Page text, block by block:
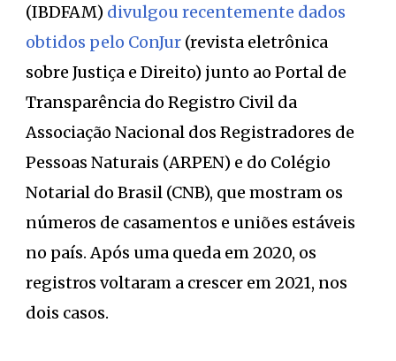
(IBDFAM) divulgou recentemente dados
obtidos pelo ConJur (revista eletrônica
sobre Justiça e Direito) junto ao Portal de
Transparência do Registro Civil da
Associação Nacional dos Registradores de
Pessoas Naturais (ARPEN) e do Colégio
Notarial do Brasil (CNB), que mostram os
números de casamentos e uniões estáveis
no país. Após uma queda em 2020, os
registros voltaram a crescer em 2021, nos
dois casos.